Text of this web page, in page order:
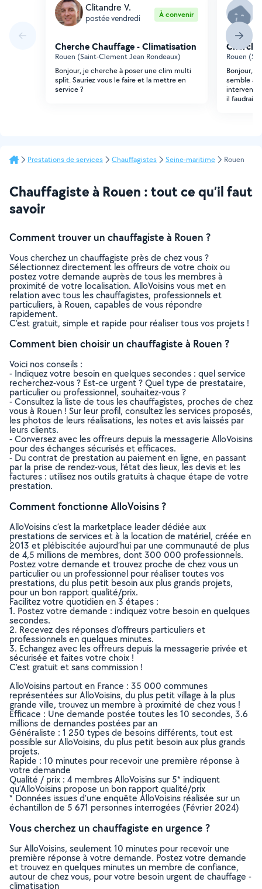
Clitandre V.
postée vendredi À convenir
Cherche Chauffage - Climatisation
Rouen (Saint-Clement Jean Rondeaux)
Bonjour, je cherche à poser une clim multi
split. Sauriez vous le faire et la mettre en
service ?
Rouen
Bonjour,
semble
intervenir
il faudrait
Prestations de services Chauffagistes Seine-maritime Rouen
Chauffagiste à Rouen : tout ce qu’il faut
savoir
Comment trouver un chauffagiste à Rouen ?
Vous cherchez un chauffagiste près de chez vous ?
Sélectionnez directement les offreurs de votre choix ou
postez votre demande auprès de tous les membres à
proximité de votre localisation. AlloVoisins vous met en
relation avec tous les chauffagistes, professionnels et
particuliers, à Rouen, capables de vous répondre
rapidement.
C’est gratuit, simple et rapide pour réaliser tous vos projets !
Comment bien choisir un chauffagiste à Rouen ?
Voici nos conseils :
- Indiquez votre besoin en quelques secondes : quel service
recherchez-vous ? Est-ce urgent ? Quel type de prestataire,
particulier ou professionnel, souhaitez-vous ?
- Consultez la liste de tous les chauffagistes, proches de chez
vous à Rouen ! Sur leur profil, consultez les services proposés,
les photos de leurs réalisations, les notes et avis laissés par
leurs clients.
- Conversez avec les offreurs depuis la messagerie AlloVoisins
pour des échanges sécurisés et efficaces.
- Du contrat de prestation au paiement en ligne, en passant
par la prise de rendez-vous, l’état des lieux, les devis et les
factures : utilisez nos outils gratuits à chaque étape de votre
prestation.
Comment fonctionne AlloVoisins ?
AlloVoisins c’est la marketplace leader dédiée aux
prestations de services et à la location de matériel, créée en
2013 et plébiscitée aujourd’hui par une communauté de plus
de 4,5 millions de membres, dont 300 000 professionnels.
Postez votre demande et trouvez proche de chez vous un
particulier ou un professionnel pour réaliser toutes vos
prestations, du plus petit besoin aux plus grands projets,
pour un bon rapport qualité/prix.
Facilitez votre quotidien en 3 étapes :
1. Postez votre demande : indiquez votre besoin en quelques
secondes.
2. Recevez des réponses d’offreurs particuliers et
professionnels en quelques minutes.
3. Echangez avec les offreurs depuis la messagerie privée et
sécurisée et faites votre choix !
C’est gratuit et sans commission !
AlloVoisins partout en France : 35 000 communes
représentées sur AlloVoisins, du plus petit village à la plus
grande ville, trouvez un membre à proximité de chez vous !
Efficace : Une demande postée toutes les 10 secondes, 3.6
millions de demandes postées par an
Généraliste : 1 250 types de besoins différents, tout est
possible sur AlloVoisins, du plus petit besoin aux plus grands
projets.
Rapide : 10 minutes pour recevoir une première réponse à
votre demande
Qualité / prix : 4 membres AlloVoisins sur 5* indiquent
qu’AlloVoisins propose un bon rapport qualité/prix
* Données issues d’une enquête AlloVoisins réalisée sur un
échantillon de 5 671 personnes interrogées (Février 2024)
Vous cherchez un chauffagiste en urgence ?
Sur AlloVoisins, seulement 10 minutes pour recevoir une
première réponse à votre demande. Postez votre demande
et trouvez en quelques minutes un membre de confiance,
autour de chez vous, pour votre besoin urgent de chauffage -
climatisation